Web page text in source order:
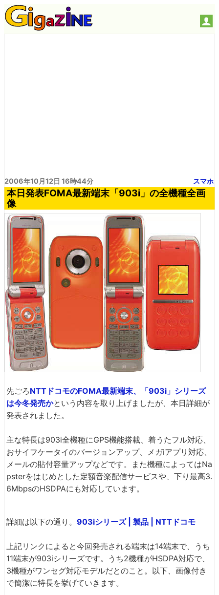
2006年10月12日 16時44分 スマホ
本日発表FOMA最新端末「903i」の全機種全画
像
先ごろNTTドコモのFOMA最新端末、「903i」シリーズ
は今冬発売かという内容を取り上げましたが、本日詳細が
発表されました。
主な特長は903i全機種にGPS機能搭載、着うたフル対応、
おサイフケータイのバージョンアップ、メガiアプリ対応、
メールの貼付容量アップなどです。また機種によってはNa
psterをはじめとした定額音楽配信サービスや、下り最高3.
6MbpsのHSDPAにも対応しています。
詳細は以下の通り。 903iシリーズ | 製品 | NTTドコモ
上記リンクによると今回発売される端末は14端末で、うち
11端末が903iシリーズです。うち2機種がHSDPA対応で、
3機種がワンセグ対応モデルだとのこと。以下、画像付き
で簡潔に特長を挙げていきます。